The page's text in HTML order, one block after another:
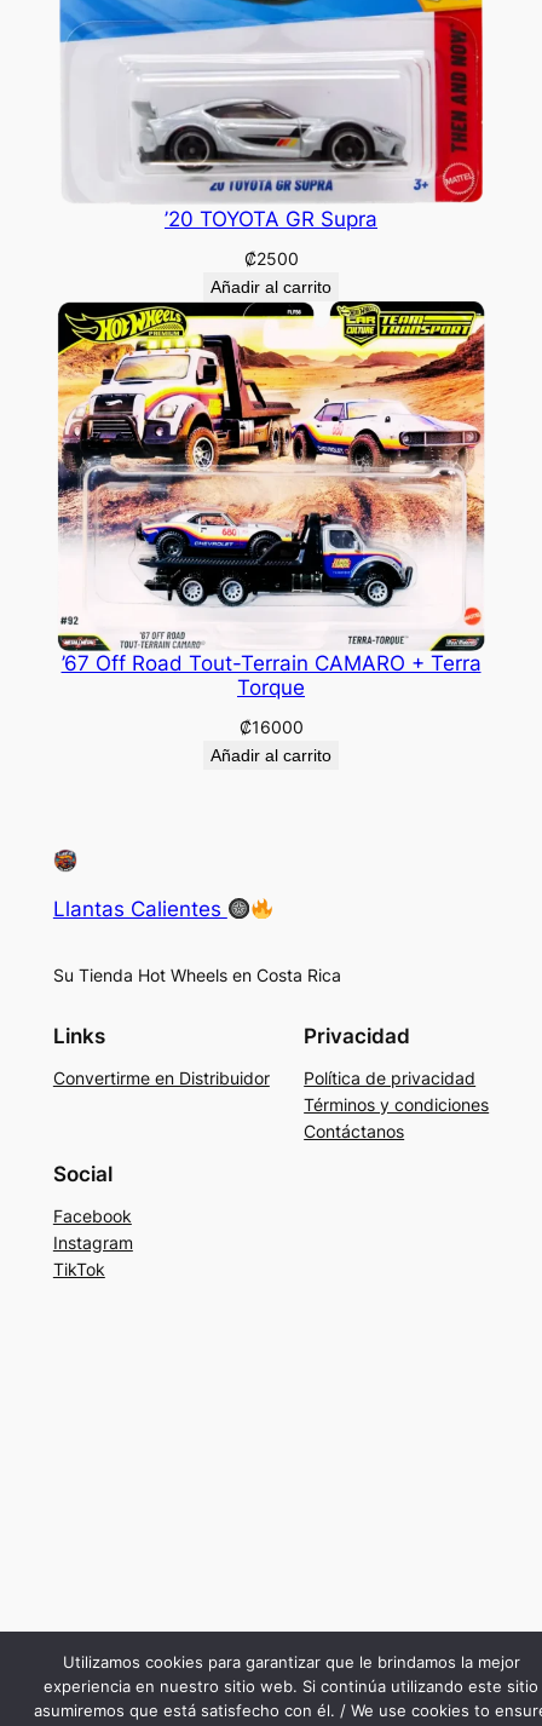
’20 TOYOTA GR Supra
₡2500
Añadir al carrito
’67 Off Road Tout-Terrain CAMARO + Terra
Torque
₡16000
Añadir al carrito
Llantas Calientes
Su Tienda Hot Wheels en Costa Rica
Links
Convertirme en Distribuidor
Privacidad
Política de privacidad
Términos y condiciones
Contáctanos
Social
Facebook
Instagram
TikTok
Utilizamos cookies para garantizar que le brindamos la mejor
experiencia en nuestro sitio web. Si continúa utilizando este sitio
asumiremos que está satisfecho con él. / We use cookies to